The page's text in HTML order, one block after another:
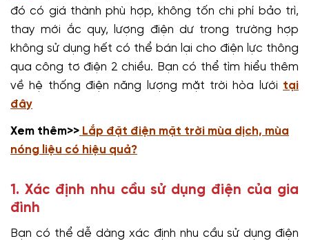
đó có giá thành phù hợp, không tốn chi phí bảo trì,
thay mới ắc quy, lượng điện dư trong trường hợp
không sử dụng hết có thể bán lại cho điện lực thông
qua công tơ điện 2 chiều. Bạn có thể tìm hiểu thêm
về hệ thống điện năng lượng mặt trời hòa lưới tại
đây
Xem thêm>> Lắp đặt điện mặt trời mùa dịch, mùa
nóng liệu có hiệu quả?
1. Xác định nhu cầu sử dụng điện của gia
đình
Bạn có thể dễ dàng xác định nhu cầu sử dụng điện